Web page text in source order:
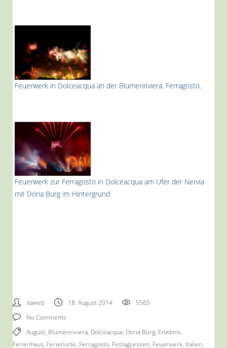
Feuerwerk in Dolceacqua an der Blumenriviera. Ferragosto.
Feuerwerk zur Ferragosto in Dolceacqua am Ufer der Nervia
mit Doria Burg im Hintergrund
itaweb 18. August 2014
5565
No Comments
August, Blumenriviera, Dolceacqua, Doria Burg, Erlebnis,
Ferienhaus, Ferienorte, Ferragosto, Festagsessen, Feuerwerk, Italien,